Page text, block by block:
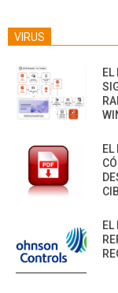
VIRUS
EL
EL
EL